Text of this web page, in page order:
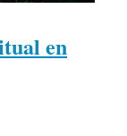
en